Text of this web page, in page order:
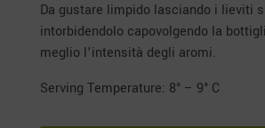
Da gustare limpido lasciando i lieviti
intorbidendolo capovolgendo la
meglio l’intensità degli aromi.
Serving Temperature: 8° – 9° C